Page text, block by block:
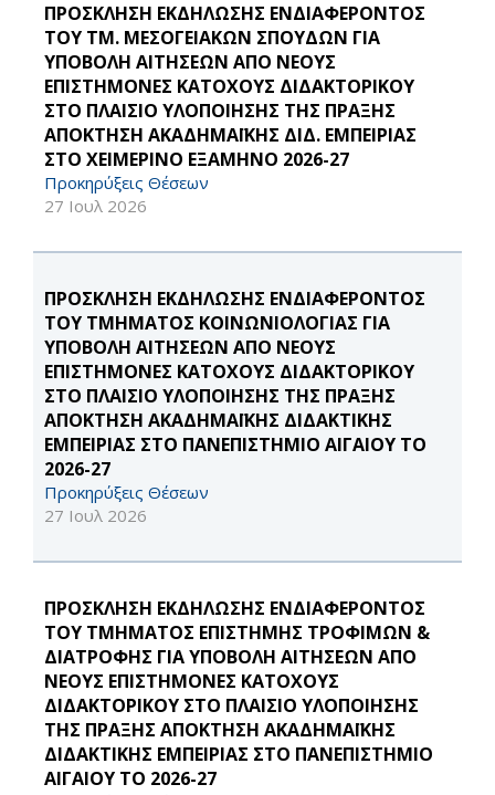
ΠΡΟΣΚΛΗΣΗ ΕΚΔΗΛΩΣΗΣ ΕΝΔΙΑΦΕΡΟΝΤΟΣ
ΤΟΥ ΤΜ. ΜΕΣΟΓΕΙΑΚΩΝ ΣΠΟΥΔΩΝ ΓΙΑ
ΥΠΟΒΟΛΗ ΑΙΤΗΣΕΩΝ ΑΠΟ ΝΕΟΥΣ
ΕΠΙΣΤΗΜΟΝΕΣ ΚΑΤΟΧΟΥΣ ΔΙΔΑΚΤΟΡΙΚΟΥ
ΣΤΟ ΠΛΑΙΣΙΟ ΥΛΟΠΟΙΗΣΗΣ ΤΗΣ ΠΡΑΞΗΣ
ΑΠΟΚΤΗΣΗ ΑΚΑΔΗΜΑΪΚΗΣ ΔΙΔ. ΕΜΠΕΙΡΙΑΣ
ΣΤΟ ΧΕΙΜΕΡΙΝΟ ΕΞΑΜΗΝΟ 2026-27
Προκηρύξεις Θέσεων
27 Ιουλ 2026
ΠΡΟΣΚΛΗΣΗ ΕΚΔΗΛΩΣΗΣ ΕΝΔΙΑΦΕΡΟΝΤΟΣ
ΤΟΥ ΤΜΗΜΑΤΟΣ ΚΟΙΝΩΝΙΟΛΟΓΙΑΣ ΓΙΑ
ΥΠΟΒΟΛΗ ΑΙΤΗΣΕΩΝ ΑΠΟ ΝΕΟΥΣ
ΕΠΙΣΤΗΜΟΝΕΣ ΚΑΤΟΧΟΥΣ ΔΙΔΑΚΤΟΡΙΚΟΥ
ΣΤΟ ΠΛΑΙΣΙΟ ΥΛΟΠΟΙΗΣΗΣ ΤΗΣ ΠΡΑΞΗΣ
ΑΠΟΚΤΗΣΗ ΑΚΑΔΗΜΑΪΚΗΣ ΔΙΔΑΚΤΙΚΗΣ
ΕΜΠΕΙΡΙΑΣ ΣΤΟ ΠΑΝΕΠΙΣΤΗΜΙΟ ΑΙΓΑΙΟΥ ΤΟ
2026-27
Προκηρύξεις Θέσεων
27 Ιουλ 2026
ΠΡΟΣΚΛΗΣΗ ΕΚΔΗΛΩΣΗΣ ΕΝΔΙΑΦΕΡΟΝΤΟΣ
ΤΟΥ ΤΜΗΜΑΤΟΣ ΕΠΙΣΤΗΜΗΣ ΤΡΟΦΙΜΩΝ &
ΔΙΑΤΡΟΦΗΣ ΓΙΑ ΥΠΟΒΟΛΗ ΑΙΤΗΣΕΩΝ ΑΠΟ
ΝΕΟΥΣ ΕΠΙΣΤΗΜΟΝΕΣ ΚΑΤΟΧΟΥΣ
ΔΙΔΑΚΤΟΡΙΚΟΥ ΣΤΟ ΠΛΑΙΣΙΟ ΥΛΟΠΟΙΗΣΗΣ
ΤΗΣ ΠΡΑΞΗΣ ΑΠΟΚΤΗΣΗ ΑΚΑΔΗΜΑΪΚΗΣ
ΔΙΔΑΚΤΙΚΗΣ ΕΜΠΕΙΡΙΑΣ ΣΤΟ ΠΑΝΕΠΙΣΤΗΜΙΟ
ΑΙΓΑΙΟΥ ΤΟ 2026-27